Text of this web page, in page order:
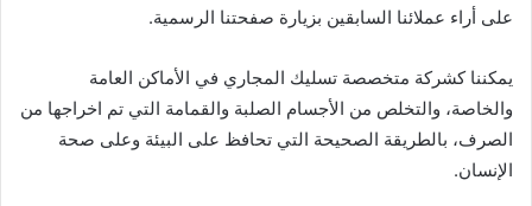
على أراء عملائنا السابقين بزيارة صفحتنا الرسمية.
يمكننا كشركة متخصصة تسليك المجاري في الأماكن العامة
والخاصة، والتخلص من الأجسام الصلبة والقمامة التي تم اخراجها من
الصرف، بالطريقة الصحيحة التي تحافظ على البيئة وعلى صحة
الإنسان.